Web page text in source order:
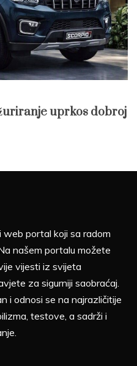
uprkos dobroj
web portal koji sa radom
našem portalu možete
vijesti iz svijeta
za sigurniji saobraćaj.
i odnosi se na najrazličitije
testove, a sadrži i